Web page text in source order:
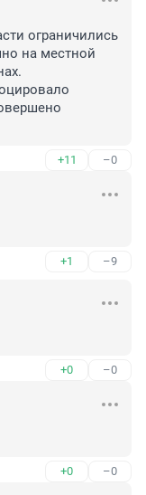
ограничились
на местной
+11 –0
+1 –9
+0 –0
+0 –0